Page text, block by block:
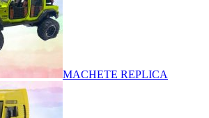
MACHETE REPLICA